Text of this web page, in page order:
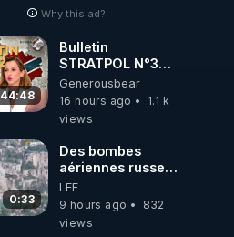
Why this ad?
44:48
Bulletin
STRATPOL N°302.
Armée des
drones, MS-21 en
série, missiles
07.08.2026.
Generousbear
16 hours ago
1.1 k
views
0:33
Des bombes
aériennes russes
anéantissent les
centres de
contrôle de
LEF
9 hours ago
832
views